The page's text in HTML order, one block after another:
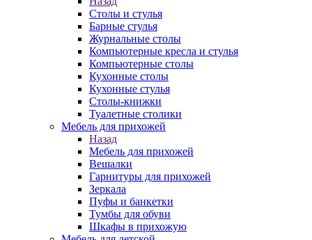
Столы и стулья
Барные стулья
Журнальные столы
Компьютерные кресла и стулья
Компьютерные столы
Кухонные столы
Кухонные стулья
Столы-книжки
Туалетные столики
Мебель для прихожей
Назад
Мебель для прихожей
Вешалки
Гарнитуры для прихожей
Зеркала
Пуфы и банкетки
Тумбы для обуви
Шкафы в прихожую